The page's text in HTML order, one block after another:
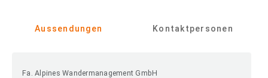
Aussendungen Kontaktpersonen
Fa. Alpines Wandermanagement GmbH